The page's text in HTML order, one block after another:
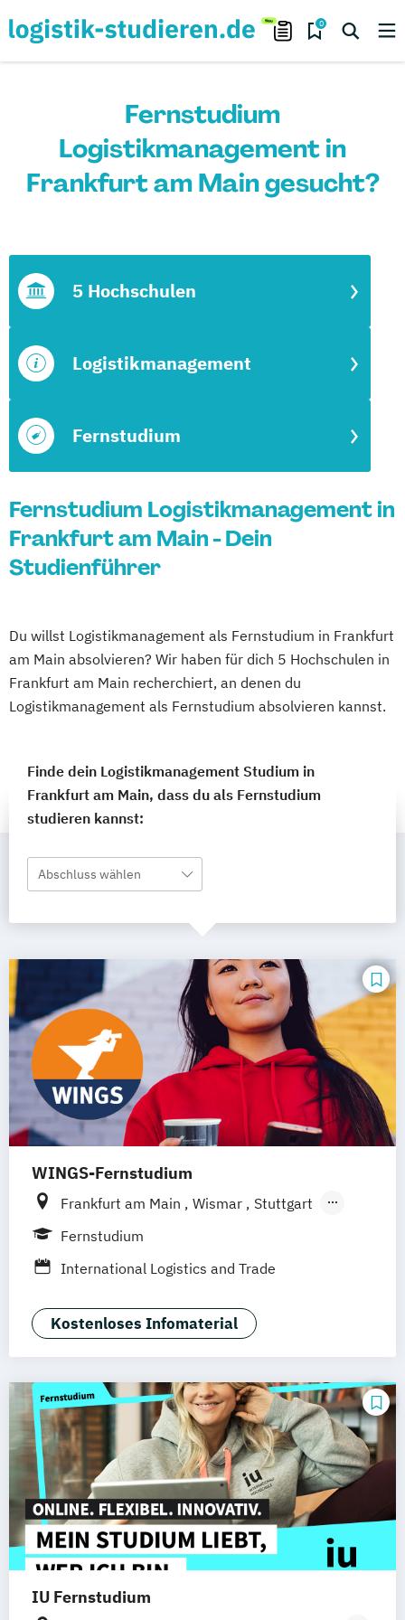
0
Fernstudium
Logistikmanagement in
Frankfurt am Main gesucht?
Fernstudium
Logistikmanagement
5 Hochschulen
Fernstudium Logistikmanagement in
Frankfurt am Main - Dein
Studienführer
Du willst Logistikmanagement als Fernstudium in Frankfurt
am Main absolvieren? Wir haben für dich 5 Hochschulen in
Frankfurt am Main recherchiert, an denen du
Logistikmanagement als Fernstudium absolvieren kannst.
Finde dein Logistikmanagement Studium in
Frankfurt am Main, dass du als Fernstudium
studieren kannst:
Abschluss wählen
WINGS-Fernstudium
Frankfurt am Main Wismar
Stuttgart
Hannover
Nürnberg
Fernstudium
International Logistics and Trade
Kostenloses Infomaterial
IU Fernstudium